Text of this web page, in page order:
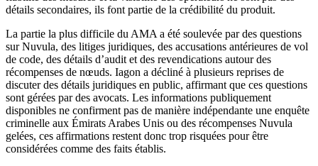
détails secondaires, ils font partie de la crédibilité du produit.
La partie la plus difficile du AMA a été soulevée par des questions
sur Nuvula, des litiges juridiques, des accusations antérieures de vol
de code, des détails d’audit et des revendications autour des
récompenses de nœuds. Iagon a décliné à plusieurs reprises de
discuter des détails juridiques en public, affirmant que ces questions
sont gérées par des avocats. Les informations publiquement
disponibles ne confirment pas de manière indépendante une enquête
criminelle aux Émirats Arabes Unis ou des récompenses Nuvula
gelées, ces affirmations restent donc trop risquées pour être
considérées comme des faits établis.